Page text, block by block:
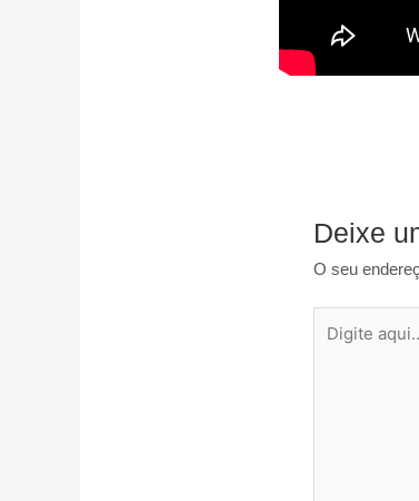
Deixe
O seu
aqui...